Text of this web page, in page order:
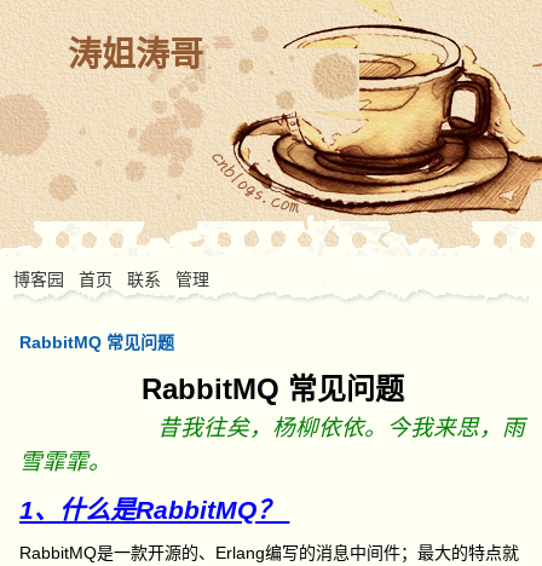
涛姐涛哥
博客园 首页 联系 管理
RabbitMQ 常见问题
RabbitMQ 常见问题
昔我往矣，杨柳依依。今我来思，雨
雪霏霏。
1、什么是RabbitMQ？
RabbitMQ是一款开源的、Erlang编写的消息中间件；最大的特点就